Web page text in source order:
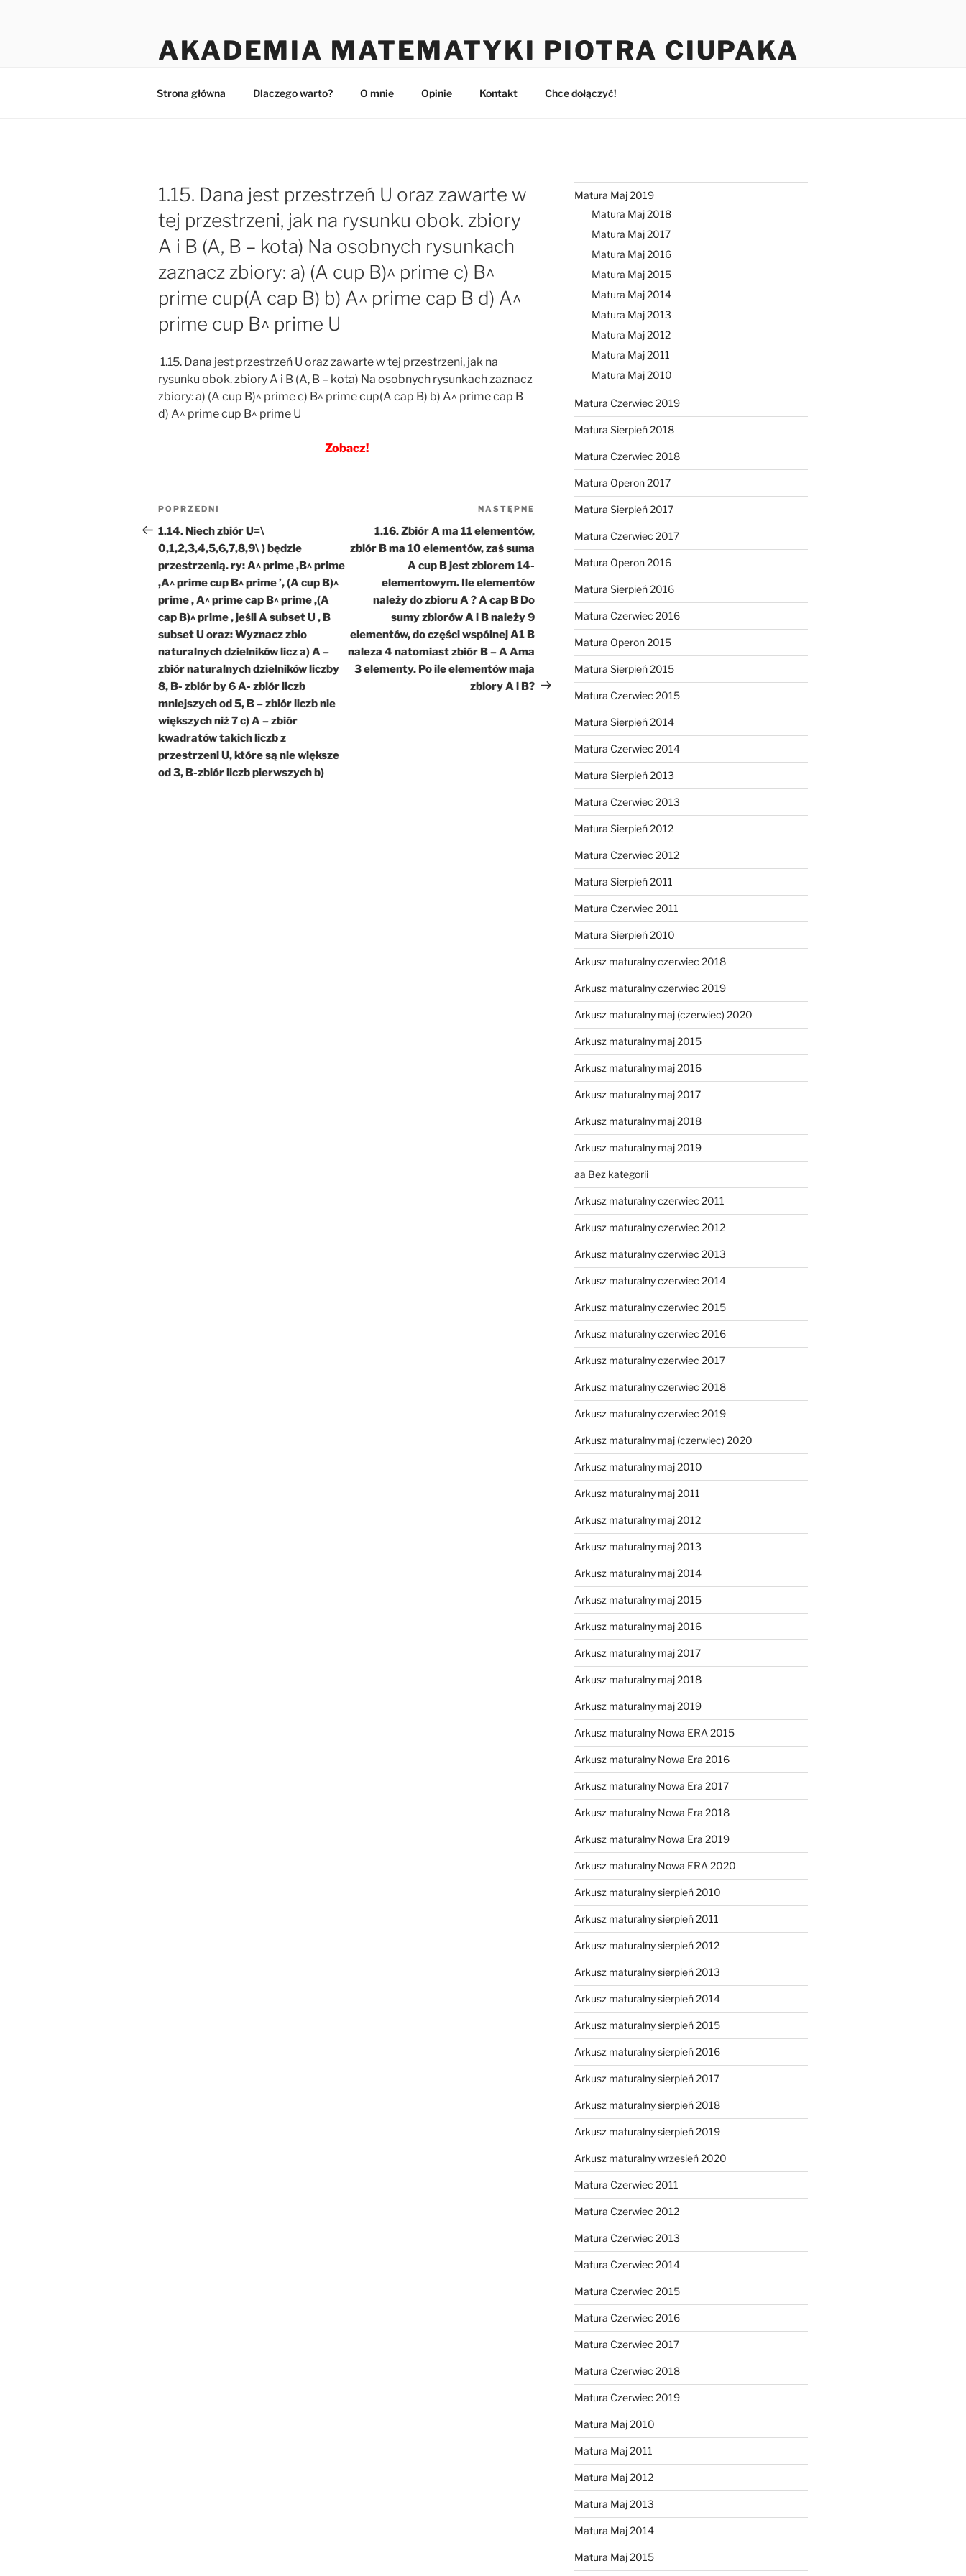
AKADEMIA MATEMATYKI PIOTRA CIUPAKA
Strona główna Dlaczego warto? O mnie Opinie Kontakt Chce dołączyć!
1.15. Dana jest przestrzeń U oraz zawarte w
tej przestrzeni, jak na rysunku obok. zbiory
A i B (A, B – kota) Na osobnych rysunkach
zaznacz zbiory: a) (A cup B)^ prime c) B^
prime cup(A cap B) b) A^ prime cap B d) A^
prime cup B^ prime U
1.15. Dana jest przestrzeń U oraz zawarte w tej przestrzeni, jak na
rysunku obok. zbiory A i B (A, B – kota) Na osobnych rysunkach zaznacz
zbiory: a) (A cup B)^ prime c) B^ prime cup(A cap B) b) A^ prime cap B
d) A^ prime cup B^ prime U
Zobacz!
Nawigacja
wpisu
Poprzedni
wpis
POPRZEDNI
1.14. Niech zbiór U=\
0,1,2,3,4,5,6,7,8,9\ ) będzie
przestrzenią. ry: A^ prime ,B^ prime
,A^ prime cup B^ prime ’, (A cup B)^
prime , A^ prime cap B^ prime ,(A
cap B)^ prime , jeśli A subset U , B
subset U oraz: Wyznacz zbio
naturalnych dzielników licz a) A –
zbiór naturalnych dzielników liczby
8, B- zbiór by 6 A- zbiór liczb
mniejszych od 5, B – zbiór liczb nie
większych niż 7 c) A – zbiór
kwadratów takich liczb z
przestrzeni U, które są nie większe
od 3, B-zbiór liczb pierwszych b)
Następny
NASTĘPNE
1.16. Zbiór A ma 11 elementów,
zbiór B ma 10 elementów, zaś suma
A cup B jest zbiorem 14-
elementowym. Ile elementów
należy do zbioru A ? A cap B Do
sumy zbiorów A i B należy 9
elementów, do części wspólnej A1 B
naleza 4 natomiast zbiór B – A Ama
3 elementy. Po ile elementów maja
zbiory A i B?
Matura Maj 2019
Matura Maj 2018
Matura Maj 2017
Matura Maj 2016
Matura Maj 2015
Matura Maj 2014
Matura Maj 2013
Matura Maj 2012
Matura Maj 2011
Matura Maj 2010
Matura Czerwiec 2019
Matura Sierpień 2018
Matura Czerwiec 2018
Matura Operon 2017
Matura Sierpień 2017
Matura Czerwiec 2017
Matura Operon 2016
Matura Sierpień 2016
Matura Czerwiec 2016
Matura Operon 2015
Matura Sierpień 2015
Matura Czerwiec 2015
Matura Sierpień 2014
Matura Czerwiec 2014
Matura Sierpień 2013
Matura Czerwiec 2013
Matura Sierpień 2012
Matura Czerwiec 2012
Matura Sierpień 2011
Matura Czerwiec 2011
Matura Sierpień 2010
Arkusz maturalny czerwiec 2018
Arkusz maturalny czerwiec 2019
Arkusz maturalny maj (czerwiec) 2020
Arkusz maturalny maj 2015
Arkusz maturalny maj 2016
Arkusz maturalny maj 2017
Arkusz maturalny maj 2018
Arkusz maturalny maj 2019
aa Bez kategorii
Arkusz maturalny czerwiec 2011
Arkusz maturalny czerwiec 2012
Arkusz maturalny czerwiec 2013
Arkusz maturalny czerwiec 2014
Arkusz maturalny czerwiec 2015
Arkusz maturalny czerwiec 2016
Arkusz maturalny czerwiec 2017
Arkusz maturalny czerwiec 2018
Arkusz maturalny czerwiec 2019
Arkusz maturalny maj (czerwiec) 2020
Arkusz maturalny maj 2010
Arkusz maturalny maj 2011
Arkusz maturalny maj 2012
Arkusz maturalny maj 2013
Arkusz maturalny maj 2014
Arkusz maturalny maj 2015
Arkusz maturalny maj 2016
Arkusz maturalny maj 2017
Arkusz maturalny maj 2018
Arkusz maturalny maj 2019
Arkusz maturalny Nowa ERA 2015
Arkusz maturalny Nowa Era 2016
Arkusz maturalny Nowa Era 2017
Arkusz maturalny Nowa Era 2018
Arkusz maturalny Nowa Era 2019
Arkusz maturalny Nowa ERA 2020
Arkusz maturalny sierpień 2010
Arkusz maturalny sierpień 2011
Arkusz maturalny sierpień 2012
Arkusz maturalny sierpień 2013
Arkusz maturalny sierpień 2014
Arkusz maturalny sierpień 2015
Arkusz maturalny sierpień 2016
Arkusz maturalny sierpień 2017
Arkusz maturalny sierpień 2018
Arkusz maturalny sierpień 2019
Arkusz maturalny wrzesień 2020
Matura Czerwiec 2011
Matura Czerwiec 2012
Matura Czerwiec 2013
Matura Czerwiec 2014
Matura Czerwiec 2015
Matura Czerwiec 2016
Matura Czerwiec 2017
Matura Czerwiec 2018
Matura Czerwiec 2019
Matura Maj 2010
Matura Maj 2011
Matura Maj 2012
Matura Maj 2013
Matura Maj 2014
Matura Maj 2015